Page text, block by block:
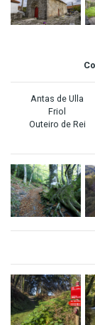
Antas de Ulla
Friol
Outeiro de Rei